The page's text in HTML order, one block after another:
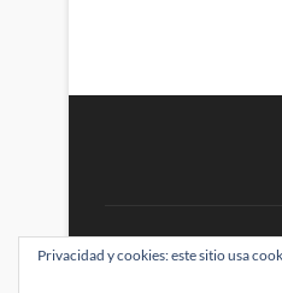
BRAINSTOMPING|
Privacidad y cookies: este sitio usa